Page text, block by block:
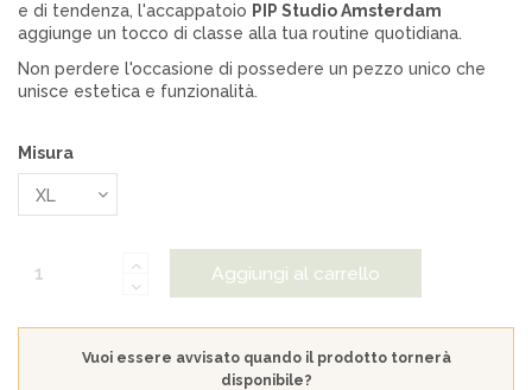
e di tendenza, l'accappatoio PIP Studio Amsterdam
aggiunge un tocco di classe alla tua routine quotidiana.
Non perdere l'occasione di possedere un pezzo unico che
unisce estetica e funzionalità.
Misura
Aggiungi al carrello
Vuoi essere avvisato quando il prodotto tornerà
disponibile?